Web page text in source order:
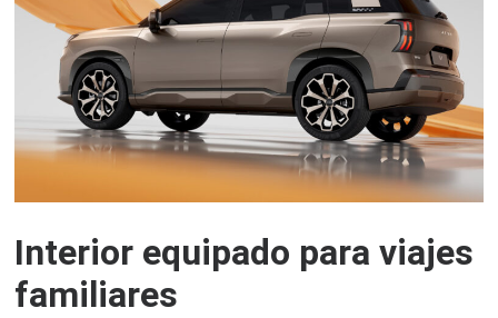
Interior equipado para viajes
familiares